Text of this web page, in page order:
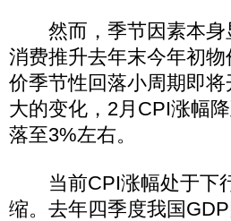
然而，季节因素本身
消费推升去年末今年初
价季节性回落小周期即
大的变化，2月CPI涨幅
落至3%左右。
当前CPI涨幅处于下行
缩。去年四季度我国